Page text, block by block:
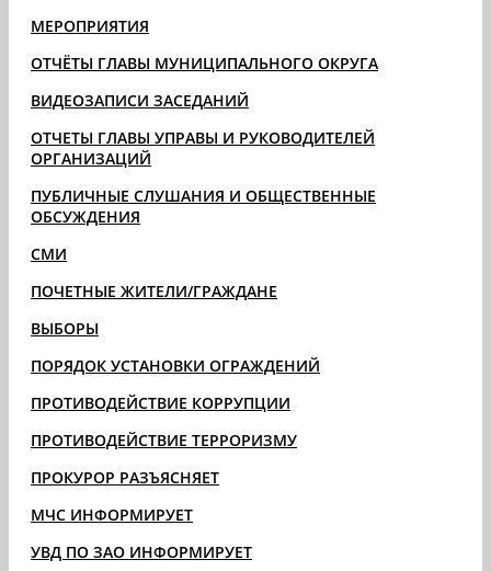
МЕРОПРИЯТИЯ
ОТЧЁТЫ ГЛАВЫ МУНИЦИПАЛЬНОГО ОКРУГА
ВИДЕОЗАПИСИ ЗАСЕДАНИЙ
ОТЧЕТЫ ГЛАВЫ УПРАВЫ И РУКОВОДИТЕЛЕЙ
ОРГАНИЗАЦИЙ
ПУБЛИЧНЫЕ СЛУШАНИЯ И ОБЩЕСТВЕННЫЕ
ОБСУЖДЕНИЯ
СМИ
ПОЧЕТНЫЕ ЖИТЕЛИ/ГРАЖДАНЕ
ВЫБОРЫ
ПОРЯДОК УСТАНОВКИ ОГРАЖДЕНИЙ
ПРОТИВОДЕЙСТВИЕ КОРРУПЦИИ
ПРОТИВОДЕЙСТВИЕ ТЕРРОРИЗМУ
ПРОКУРОР РАЗЪЯСНЯЕТ
МЧС ИНФОРМИРУЕТ
УВД ПО ЗАО ИНФОРМИРУЕТ